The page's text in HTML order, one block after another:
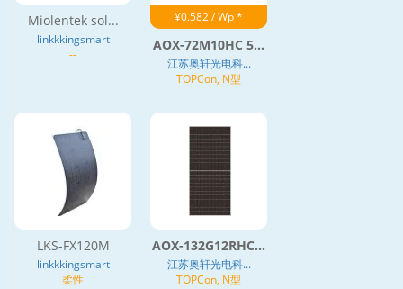
Miolentek sol...
linkkkingsmart
--
¥0.582 / Wp *
AOX-72M10HC 5...
江苏奥轩光电科...
TOPCon, N型
LKS-FX120M
linkkkingsmart
柔性
AOX-132G12RHC...
江苏奥轩光电科...
TOPCon, N型